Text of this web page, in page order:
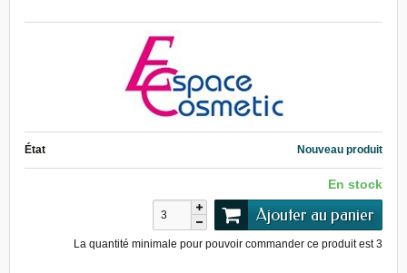
État Nouveau produit
En stock
Ajouter au panier
La quantité minimale pour pouvoir commander ce produit est3